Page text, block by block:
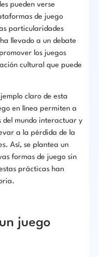
pueden verse
de juego
particularidades
llevado a un debate
los juegos
cultural que puede
claro de esta
en línea permiten a
del mundo interactuar y
a la pérdida de la
Así, se plantea un
formas de juego sin
prácticas han
juego